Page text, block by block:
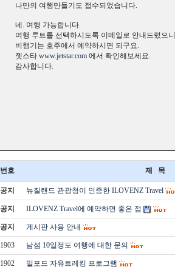
나만의 여행만들기도 접수되었습니다.
네. 여행 가능합니다.
여행 루트를 선택하시도록 이메일로 안내드렸으
비행기는 호주에서 예약하시면 되구요.
젯스타 www.jetstar.com 에서 확인해보세요.
감사합니다.
번호 제 목
공지 뉴질랜드 관광청이 인증한 ILOVENZ Travel
공지 ILOVENZ Travel에 예약하면 좋은 점
공지 게시판 사용 안내
1903 남섬 10일정도 여행에 대한 문의
1902 밀포드 자유트레킹 프로그램